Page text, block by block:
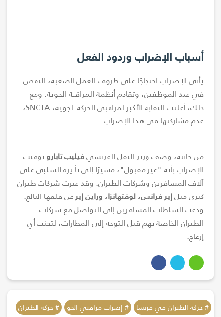
أسباب الإضراب وردود الفعل
يأتي الإضراب احتجاجًا على ظروف العمل الصعبة، النقص
في عدد الموظفين، وتقادم أنظمة المراقبة الجوية. ومع
ذلك، أعلنت النقابة الأكبر لمراقبي الحركة الجوية، SNCTA،
عدم مشاركتها في هذا الإضراب.
من جانبه، وصف وزير النقل الفرنسيفيليب تابارو توقيت
الإضراب بأنه "غير مقبول"، مشيرًا إلى تأثيره السلبي على
آلاف المسافرين وشركات الطيران. وقد عبرت شركات طيران
كبرى مثلإير فرانس، لوفتهانزا، وراين إير عن قلقها البالغ.
ودعت السلطات المسافرين إلى التواصل مع شركات
الطيران الخاصة بهم قبل التوجه إلى المطارات، لتجنب أي
إزعاج.
# حركة الطيران في فرنسا # إضراب مراقبي الجو # حركة الطيران